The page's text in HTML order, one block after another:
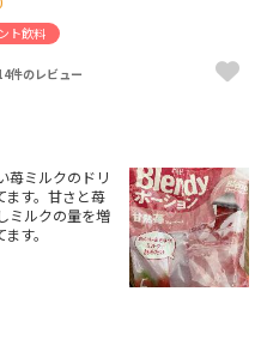
ト飲料
件のレビュー
苺ミルクのドリ
ます。甘さと苺
ミルクの量を増
す。